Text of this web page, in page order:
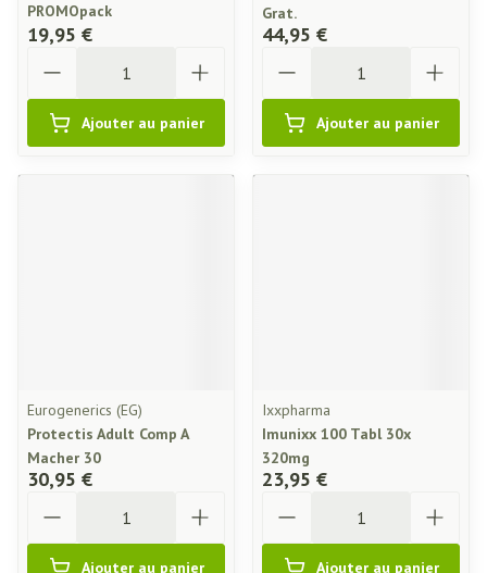
PROMOpack
19,95 €
Ajouter au panier
Grat.
44,95 €
Ajouter au panier
Eurogenerics (EG)
Protectis Adult Comp A
Macher 30
30,95 €
Ajouter au panier
Ixxpharma
Imunixx 100 Tabl 30x
320mg
23,95 €
Ajouter au panier